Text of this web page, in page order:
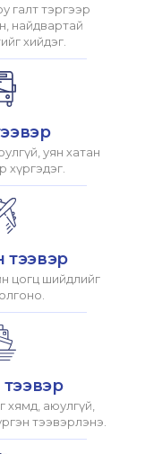
галт тэргээр
найдвартай
хийдэг.
уян хатан
хүргэдэг.
тээвэр
цогц шийдлийг
хямд, аюулгүй,
тээвэрлэнэ.